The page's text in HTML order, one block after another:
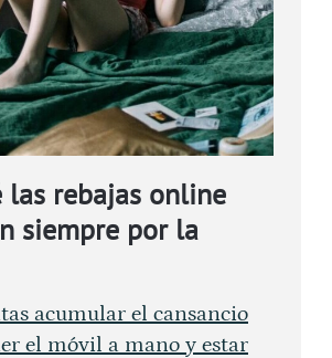
las rebajas online
siempre por la
acumular el cansancio
el móvil a mano y estar